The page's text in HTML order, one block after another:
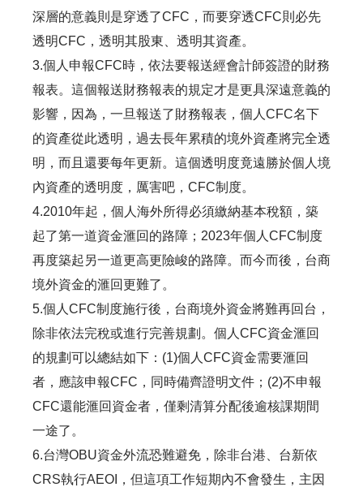
深層的意義則是穿透了CFC，而要穿透CFC則必先
透明CFC，透明其股東、透明其資產。
3.個人申報CFC時，依法要報送經會計師簽證的財務
報表。這個報送財務報表的規定才是更具深遠意義的
影響，因為，一旦報送了財務報表，個人CFC名下
的資產從此透明，過去長年累積的境外資產將完全透
明，而且還要每年更新。這個透明度竟遠勝於個人境
內資產的透明度，厲害吧，CFC制度。
4.2010年起，個人海外所得必須繳納基本稅額，築
起了第一道資金滙回的路障；2023年個人CFC制度
再度築起另一道更高更險峻的路障。而今而後，台商
境外資金的滙回更難了。
5.個人CFC制度施行後，台商境外資金將難再回台，
除非依法完稅或進行完善規劃。個人CFC資金滙回
的規劃可以總結如下：(1)個人CFC資金需要滙回
者，應該申報CFC，同時備齊證明文件；(2)不申報
CFC還能滙回資金者，僅剩清算分配後逾核課期間
一途了。
6.台灣OBU資金外流恐難避免，除非台港、台新依
CRS執行AEOI，但這項工作短期內不會發生，主因